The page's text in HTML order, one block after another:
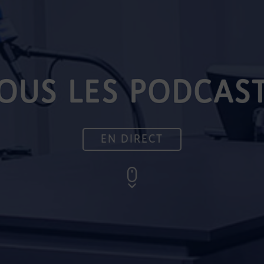
LES
EN DIRECT